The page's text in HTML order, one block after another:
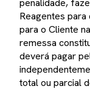
Reagentes
para o Cliente
remessa
deverá pagar
total ou parcial